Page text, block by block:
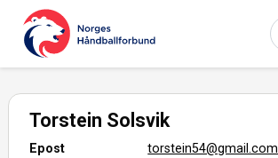
Torstein Solsvik
Epost
torstein54@gmail.com